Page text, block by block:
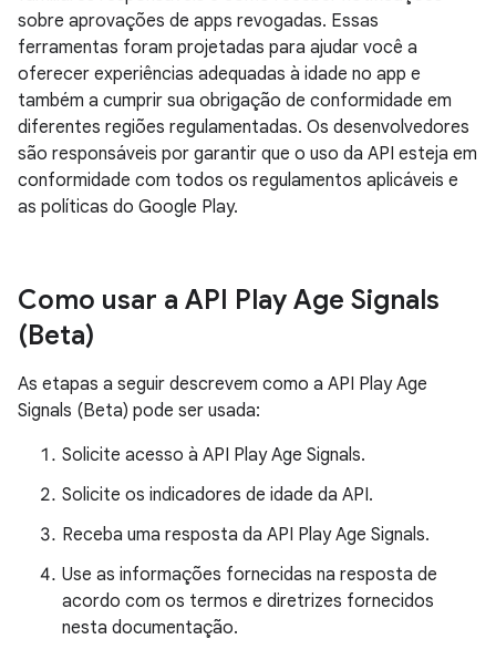
sobre aprovações de apps revogadas. Essas
ferramentas foram projetadas para ajudar você a
oferecer experiências adequadas à idade no app e
também a cumprir sua obrigação de conformidade em
diferentes regiões regulamentadas. Os desenvolvedores
são responsáveis por garantir que o uso da API esteja em
conformidade com todos os regulamentos aplicáveis e
as políticas do Google Play.
Como usar a API Play Age Signals
(Beta)
As etapas a seguir descrevem como a API Play Age
Signals (Beta) pode ser usada:
Solicite acesso à API Play Age Signals.
Solicite os indicadores de idade da API.
Receba uma resposta da API Play Age Signals.
Use as informações fornecidas na resposta de
acordo com os termos e diretrizes fornecidos
nesta documentação.